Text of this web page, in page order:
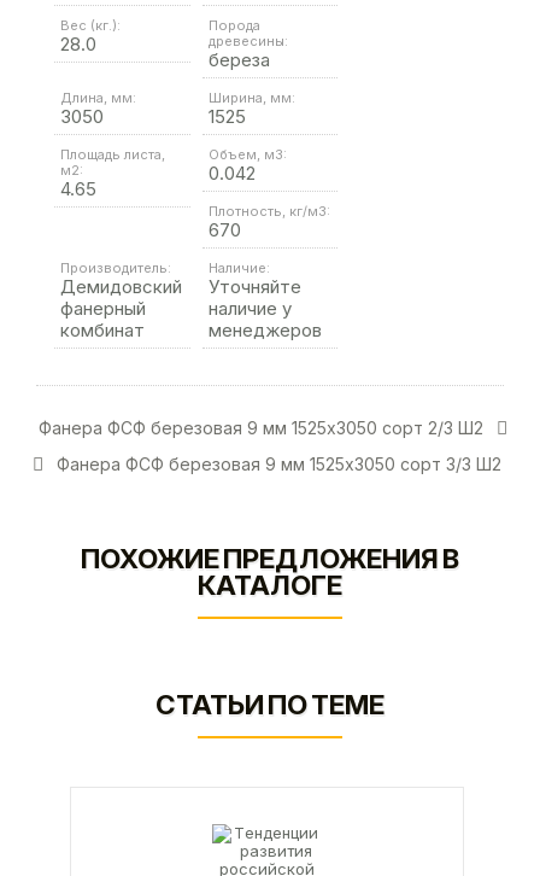
Вес (кг.):
28.0
Порода
древесины:
береза
Длина, мм:
3050
Ширина, мм:
1525
Площадь листа,
м2:
4.65
Объем, м3:
0.042
Плотность, кг/м3:
670
Производитель:
Демидовский
фанерный
комбинат
Наличие:
Уточняйте
наличие у
менеджеров
Фанера ФСФ березовая 9 мм 1525х3050 сорт 2/3 Ш2
Фанера ФСФ березовая 9 мм 1525х3050 сорт 3/3 Ш2
ПОХОЖИЕ ПРЕДЛОЖЕНИЯ В
КАТАЛОГЕ
СТАТЬИ ПО ТЕМЕ